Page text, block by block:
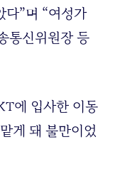
다”며 “여성가
통신위원장 등
에 입사한 이동
게 돼 불만이었